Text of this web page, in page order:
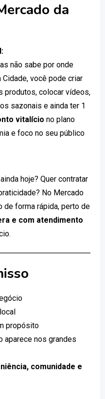
da
não sabe por onde
você pode criar
produtos, colocar vídeos,
sazonais e ainda ter 1
vitalício no plano
e foco no seu público
hoje? Quer contratar
No Mercado
de forma rápida, perto de
e com atendimento
propósito
aparece nos grandes
comunidade e